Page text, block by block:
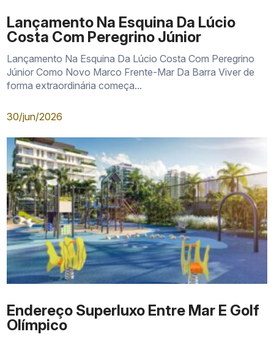
Lançamento Na Esquina Da Lúcio
Costa Com Peregrino Júnior
Lançamento Na Esquina Da Lúcio Costa Com Peregrino
Júnior Como Novo Marco Frente-Mar Da Barra Viver de
forma extraordinária começa...
30/jun/2026
Endereço Superluxo Entre Mar E Golf
Olímpico